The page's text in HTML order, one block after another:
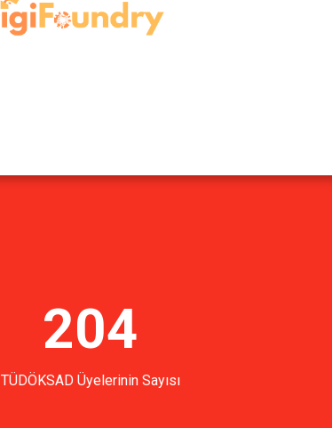
204
TÜDÖKSAD Üyelerinin Sayısı